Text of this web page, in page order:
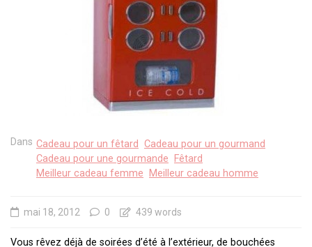
Dans Cadeau pour un fêtard Cadeau pour un gourmand
Cadeau pour une gourmande
Fêtard
Meilleur cadeau femme
Meilleur cadeau homme
mai 18, 2012 0 439 words
Vous rêvez déjà de soirées d’été à l’extérieur, de bouchées